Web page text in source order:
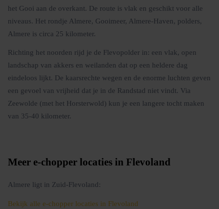
het Gooi aan de overkant. De route is vlak en geschikt voor alle
niveaus. Het rondje Almere, Gooimeer, Almere-Haven, polders,
Almere is circa 25 kilometer.
Richting het noorden rijd je de Flevopolder in: een vlak, open
landschap van akkers en weilanden dat op een heldere dag
eindeloos lijkt. De kaarsrechte wegen en de enorme luchten geven
een gevoel van vrijheid dat je in de Randstad niet vindt. Via
Zeewolde (met het Horsterwold) kun je een langere tocht maken
van 35-40 kilometer.
Meer e-chopper locaties in Flevoland
Almere ligt in Zuid-Flevoland:
Bekijk alle e-chopper locaties in Flevoland